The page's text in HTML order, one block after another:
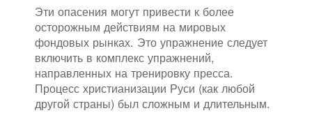
Эти опасения могут привести к более
осторожным действиям на мировых
фондовых рынках. Это упражнение следует
включить в комплекс упражнений,
направленных на тренировку пресса.
Процесс христианизации Руси (как любой
другой страны) был сложным и длительным.